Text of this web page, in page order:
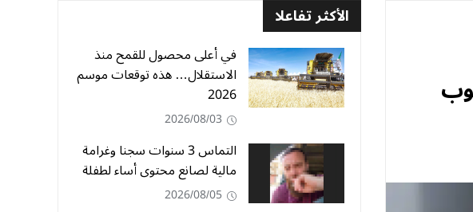
الأكثر تفاعلا
في أعلى محصول للقمح منذ
الاستقلال… هذه توقعات موسم
2026
2026/08/03
التماس 3 سنوات سجنا وغرامة
مالية لصانع محتوى أساء لطفلة
2026/08/05